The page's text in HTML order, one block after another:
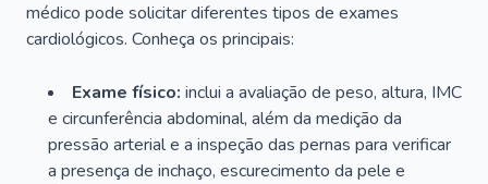
médico pode solicitar diferentes tipos de exames
cardiológicos. Conheça os principais:
Exame físico: inclui a avaliação de peso, altura, IMC
e circunferência abdominal, além da medição da
pressão arterial e a inspeção das pernas para verificar
a presença de inchaço, escurecimento da pele e